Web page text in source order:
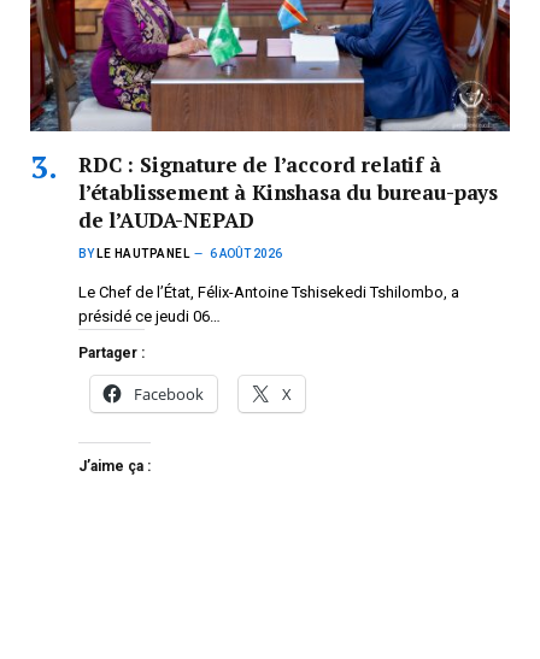
RDC : Signature de l’accord relatif à
l’établissement à Kinshasa du bureau-pays
de l’AUDA-NEPAD
BY LE HAUTPANEL 6 AOÛT 2026
Le Chef de l’État, Félix-Antoine Tshisekedi Tshilombo, a
présidé ce jeudi 06…
Partager :
Facebook X
J’aime ça :